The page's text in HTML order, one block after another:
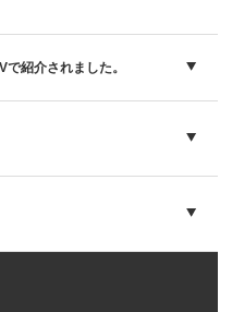
で紹介されました。